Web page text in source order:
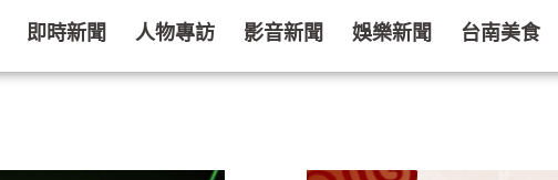
即時新聞 人物專訪 影音新聞 娛樂新聞 台南美食